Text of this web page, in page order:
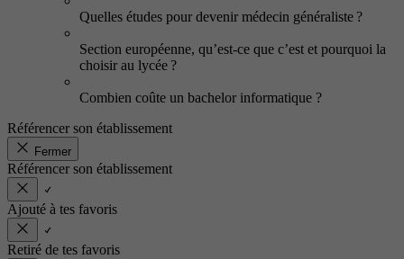
Quelles études pour devenir médecin généraliste ?
Section européenne, qu’est-ce que c’est et pourquoi la
choisir au lycée ?
Combien coûte un bachelor informatique ?
Référencer son établissement
Fermer
Référencer son établissement
Ajouté à tes favoris
Retiré de tes favoris